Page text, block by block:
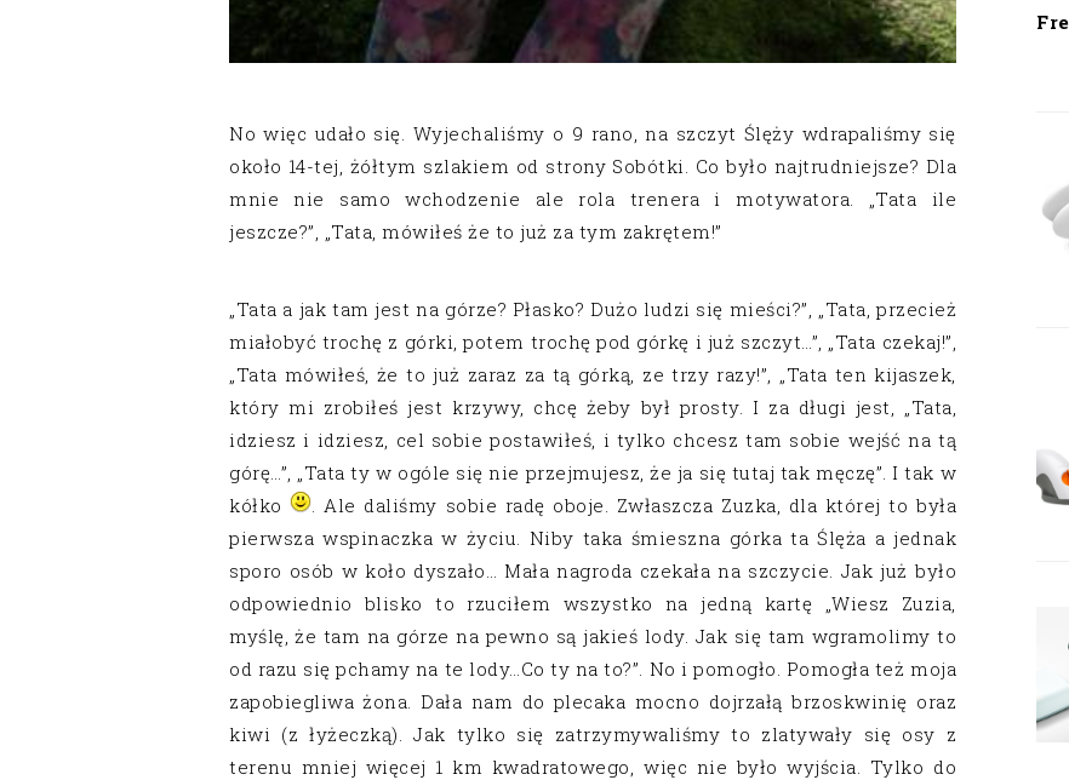
No więc udało się. Wyjechaliśmy o 9 rano, na szczyt Ślęży wdrapaliśmy się
około 14-tej, żółtym szlakiem od strony Sobótki. Co było najtrudniejsze? Dla
mnie nie samo wchodzenie ale rola trenera i motywatora. „Tata ile
jeszcze?”, „Tata, mówiłeś że to już za tym zakrętem!”
„Tata a jak tam jest na górze? Płasko? Dużo ludzi się mieści?”, „Tata, przecież
miałobyć trochę z górki, potem trochę pod górkę i już szczyt…”, „Tata czekaj!”,
„Tata mówiłeś, że to już zaraz za tą górką, ze trzy razy!”, „Tata ten kijaszek,
który mi zrobiłeś jest krzywy, chcę żeby był prosty. I za długi jest, „Tata,
idziesz i idziesz, cel sobie postawiłeś, i tylko chcesz tam sobie wejść na tą
górę…”, „Tata ty w ogóle się nie przejmujesz, że ja się tutaj tak męczę”. I tak w
kółko
. Ale daliśmy sobie radę oboje. Zwłaszcza Zuzka, dla której to była
pierwsza wspinaczka w życiu. Niby taka śmieszna górka ta Ślęża a jednak
sporo osób w koło dyszało… Mała nagroda czekała na szczycie. Jak już było
odpowiednio blisko to rzuciłem wszystko na jedną kartę „Wiesz Zuzia,
myślę, że tam na górze na pewno są jakieś lody. Jak się tam wgramolimy to
od razu się pchamy na te lody…Co ty na to?”. No i pomogło. Pomogła też moja
zapobiegliwa żona. Dała nam do plecaka mocno dojrzałą brzoskwinię oraz
kiwi (z łyżeczką). Jak tylko się zatrzymywaliśmy to zlatywały się osy z
terenu mniej więcej 1 km kwadratowego, więc nie było wyjścia. Tylko do